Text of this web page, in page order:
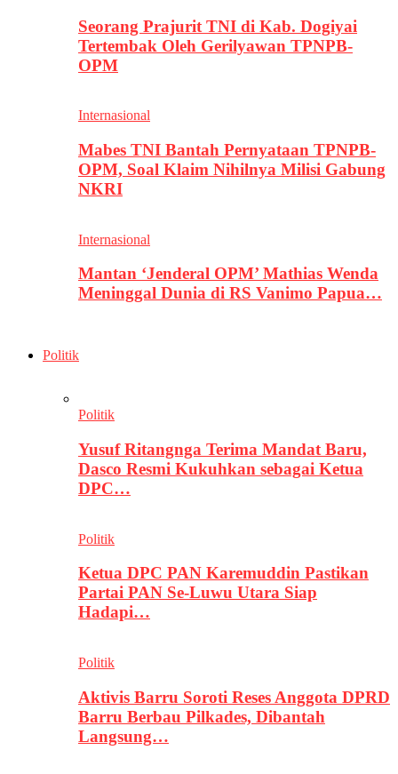
Seorang Prajurit TNI di Kab. Dogiyai
Tertembak Oleh Gerilyawan TPNPB-
OPM
Internasional
Mabes TNI Bantah Pernyataan TPNPB-
OPM, Soal Klaim Nihilnya Milisi Gabung
NKRI
Internasional
Mantan ‘Jenderal OPM’ Mathias Wenda
Meninggal Dunia di RS Vanimo Papua…
Politik
Politik
Yusuf Ritangnga Terima Mandat Baru,
Dasco Resmi Kukuhkan sebagai Ketua
DPC…
Politik
Ketua DPC PAN Karemuddin Pastikan
Partai PAN Se-Luwu Utara Siap
Hadapi…
Politik
Aktivis Barru Soroti Reses Anggota DPRD
Barru Berbau Pilkades, Dibantah
Langsung…